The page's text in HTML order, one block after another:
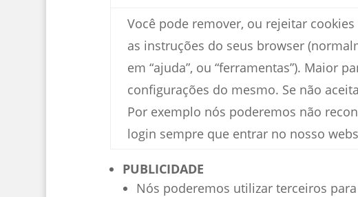
Você pode remover, ou rejeitar
as instruções do seus browser
em “ajuda”, ou “ferramentas”). Maior
configurações do mesmo. Se não
Por exemplo nós poderemos não
login sempre que entrar no nosso
PUBLICIDADE
Nós poderemos utilizar terceiros